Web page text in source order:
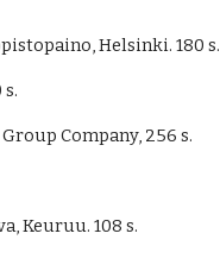
Helsinki. 180 s.
Company, 256 s.
Keuruu. 108 s.